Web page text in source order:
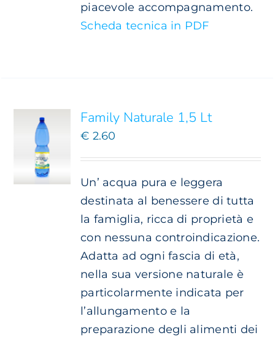
piacevole accompagnamento.
Scheda tecnica in PDF
Family Naturale 1,5 Lt
€ 2.60
Un’ acqua pura e leggera
destinata al benessere di tutta
la famiglia, ricca di proprietà e
con nessuna controindicazione.
Adatta ad ogni fascia di età,
nella sua versione naturale è
particolarmente indicata per
l’allungamento e la
preparazione degli alimenti dei